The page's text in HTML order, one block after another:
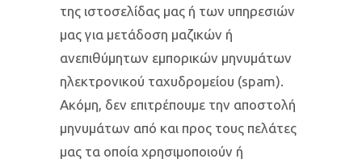
της ιστοσελίδας μας ή των υπηρεσιών
μας για μετάδοση μαζικών ή
ανεπιθύμητων εμπορικών μηνυμάτων
ηλεκτρονικού ταχυδρομείου (spam).
Ακόμη, δεν επιτρέπουμε την αποστολή
μηνυμάτων από και προς τους πελάτες
μας τα οποία χρησιμοποιούν ή